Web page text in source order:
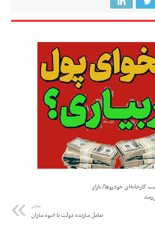
کارخانه‌ای خودروها/ بازار
بعدی
تعامل سازنده دولت با انبوه سازان